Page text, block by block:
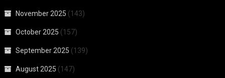
November 2025 (143)
October 2025 (157)
September 2025 (139)
August 2025 (147)